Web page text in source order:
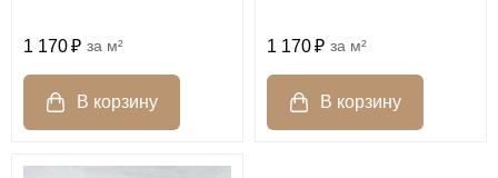
1 170 м² 1 170 м²